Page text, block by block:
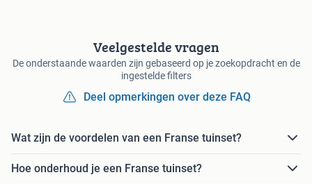
Veelgestelde vragen
De onderstaande waarden zijn gebaseerd op je zoekopdracht en de
ingestelde filters
Deel opmerkingen over deze FAQ
Wat zijn de voordelen van een Franse tuinset?
Hoe onderhoud je een Franse tuinset?